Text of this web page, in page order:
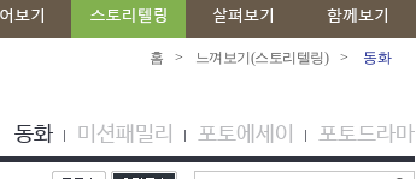
홈 > 느껴보기(스토리텔링) > 동화
동화 미션패밀리 포토에세이 포토드라마